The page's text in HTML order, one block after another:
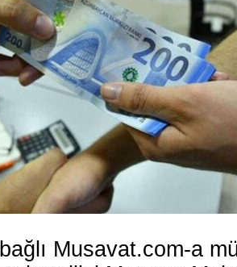
Musavat.com-a